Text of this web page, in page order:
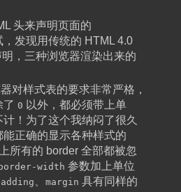
头来声明页面的
发现用传统的 HTML 4.0
，三种浏览器渲染出来的
对样式表的要求非常严格，
了 0 以外，都必须带上单
！为了这个我纳闷了很久
正确的显示各种样式的
所有的 border 全部都被忽
border-width 参数加上单位
margin 具有同样的